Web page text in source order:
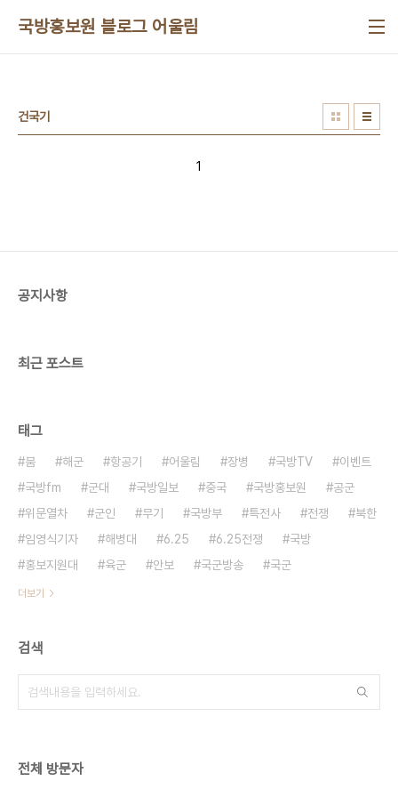
국방홍보원 블로그 어울림
건국기
1
공지사항
최근 포스트
태그
붐 해군 항공기 어울림 장병 국방TV
이벤트
국방fm
군대 국방일보 중국 국방홍보원
공군
위문열차
군인 무기 국방부 특전사 전쟁
북한
임영식기자
해병대 6.25 6.25전쟁
국방
홍보지원대
육군 안보 국군방송 국군
더보기
검색
전체 방문자